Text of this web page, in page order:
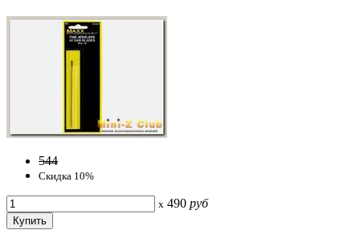
544
Скидка 10%
x 490 руб